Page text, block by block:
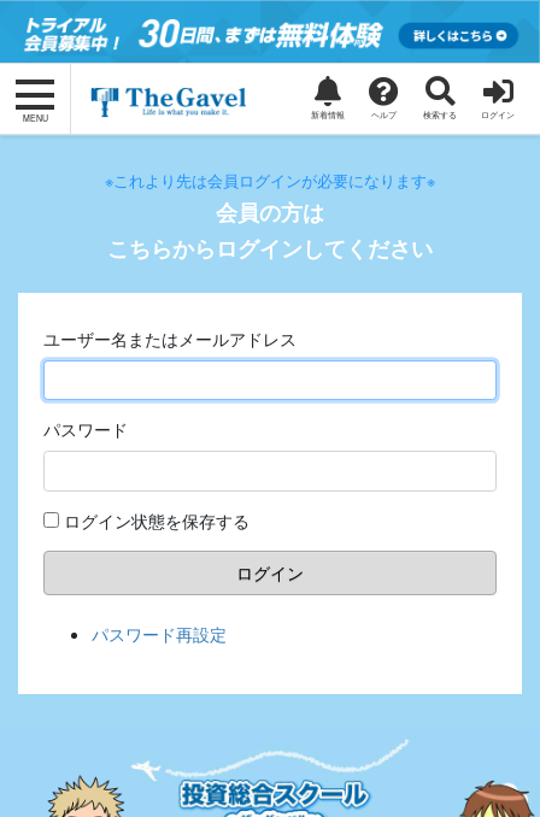
テ
に
ゲ
ョ
MENU 新着情報 ヘルプ 検索する ログイン
※これより先は会員ログインが必要になります※
会員の方は
こちらからログインしてください
ユーザー名またはメールアドレス
パスワード
ログイン状態を保存する
ログイン
パスワード再設定